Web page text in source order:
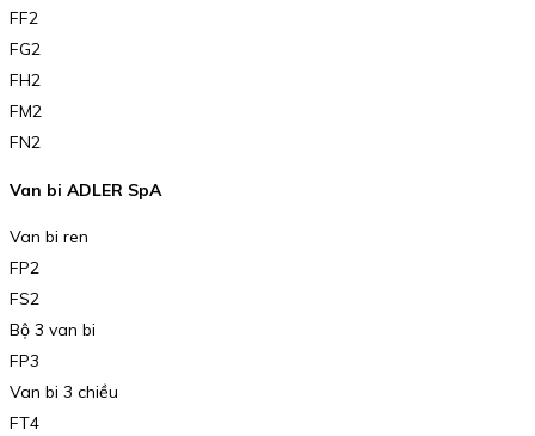
FF2
FG2
FH2
FM2
FN2
Van bi ADLER SpA
Van bi ren
FP2
FS2
Bộ 3 van bi
FP3
Van bi 3 chiều
FT4